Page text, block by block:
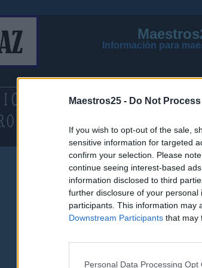
Maestros25 - Do Not
If you wish to opt-out of the sale,
sensitive information for targeted
confirm your selection. Please
continue seeing interest-based
information disclosed to third
further disclosure of your personal
participants. This information may
Downstream Participants that may
Personal Data Processing Opt
Información para
VER
NOTICIAS